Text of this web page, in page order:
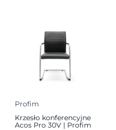
Profim
Krzesło konferencyjne
Acos Pro 30V | Profim